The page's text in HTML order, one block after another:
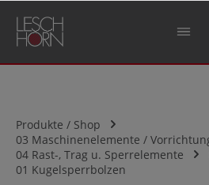
springen
Produkte / Shop
03 Maschinenelemente /
04 Rast-, Trag u. Sperrelemente
01 Kugelsperrbolzen